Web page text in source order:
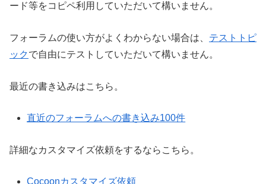
ード等をコピペ利用していただいて構いません。
フォーラムの使い方がよくわからない場合は、 テストトピ
ックで自由にテストしていただいて構いません。
最近の書き込みはこちら。
直近のフォーラムへの書き込み100件
詳細なカスタマイズ依頼をするならこちら。
Cocoonカスタマイズ依頼